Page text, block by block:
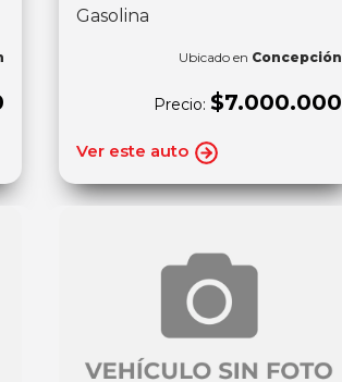
Gasolina
Ubicado en Concepción
Precio: $7.000.000
Ver este auto